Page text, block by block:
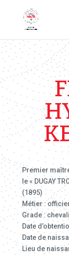
Premier
le « DUGAY
(1895)
Métier :
Grade :
Date
Date de
Lieu de